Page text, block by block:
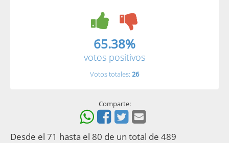
65.38%
votos positivos
Votos totales: 26
Comparte:
Desde el 71 hasta el 80 de un total de 489